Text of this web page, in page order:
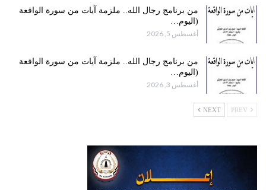
من برنامج رجال الله.. ملزمة آيات من سورة الواقعة
(اليوم…
أغسطس 5, 2026
من برنامج رجال الله.. ملزمة آيات من سورة الواقعة
(اليوم…
أغسطس 3, 2026
NEXT